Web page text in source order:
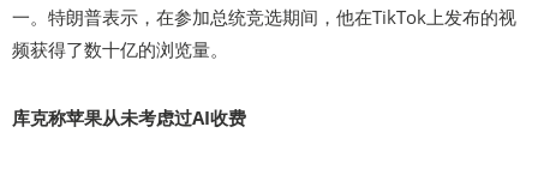
一。特朗普表示，在参加总统竞选期间，他在TikTok上发布的视
频获得了数十亿的浏览量。
库克称苹果从未考虑过AI收费